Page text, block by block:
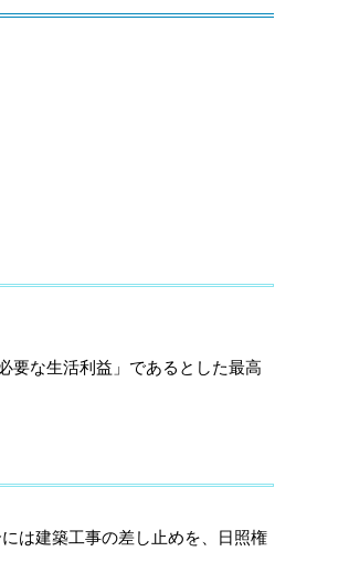
要な生活利益」であるとした最高
は建築工事の差し止めを、日照権